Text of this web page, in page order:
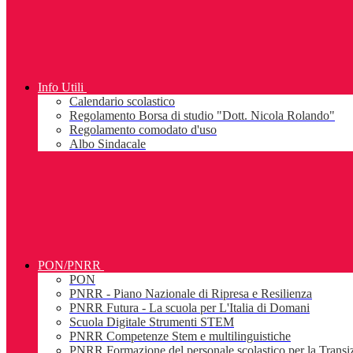
Info Utili
Calendario scolastico
Regolamento Borsa di studio "Dott. Nicola Rolando"
Regolamento comodato d'uso
Albo Sindacale
PON/PNRR
PON
PNRR - Piano Nazionale di Ripresa e Resilienza
PNRR Futura - La scuola per L'Italia di Domani
Scuola Digitale Strumenti STEM
PNRR Competenze Stem e multilinguistiche